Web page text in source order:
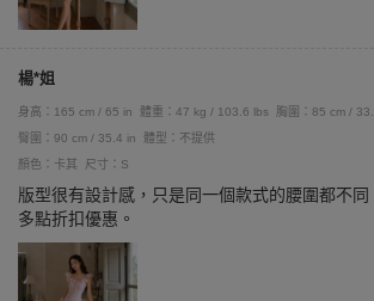
楊*姐
身高：165 cm / 65 in 體重：47 kg / 103.6 lbs 胸圍：85 cm /
臀圍：90 cm / 35.4 in
體型：不提供
顏色：卡其
尺寸：S
版型很有設計感，只是同一個款式的腰圍都不
多點折扣優惠。